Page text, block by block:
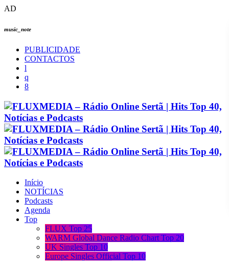
AD
music_note
PUBLICIDADE
CONTACTOS
Início
NOTÍCIAS
Podcasts
Agenda
Top
FLUX Top 25
WARM Global Dance Radio Chart Top 20
UK Singles Top 10
Europe Singles Official Top 10